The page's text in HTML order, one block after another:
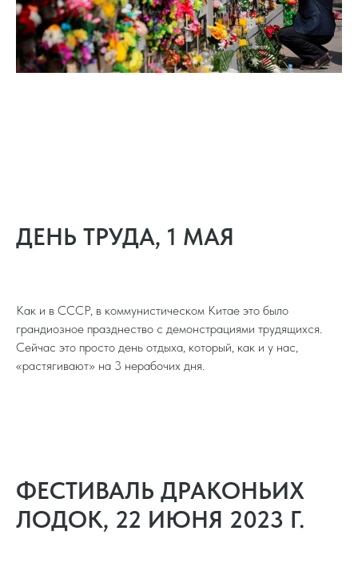
ДЕНЬ ТРУДА, 1 МАЯ
Как и в СССР, в коммунистическом Китае это было
грандиозное празднество с демонстрациями трудящихся.
Сейчас это просто день отдыха, который, как и у нас,
«растягивают» на 3 нерабочих дня.
ФЕСТИВАЛЬ ДРАКОНЬИХ
ЛОДОК, 22 ИЮНЯ 2023 Г.